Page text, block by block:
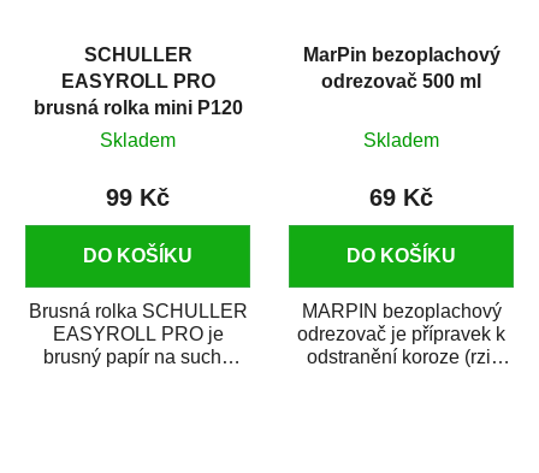
SCHULLER
EASYROLL PRO
brusná rolka mini P120
Skladem
99 Kč
DO KOŠÍKU
Brusná rolka SCHULLER
EASYROLL PRO je
brusný papír na suché
MarPin bezoplachový
odrezovač 500 ml
Skladem
69 Kč
DO KOŠÍKU
MARPIN bezoplachový
odrezovač je přípravek k
odstranění koroze (rzi)